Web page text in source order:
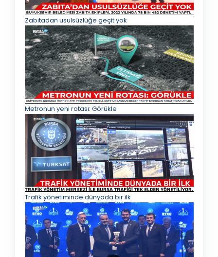
Zabıtadan usulsüzlüğe geçit yok
Metronun yeni rotası: Görükle
Trafik yönetiminde dünyada bir ilk